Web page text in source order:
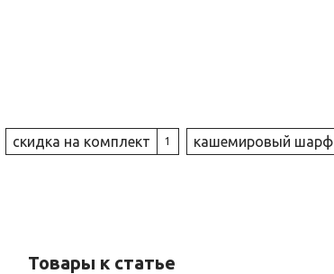
скидка на комплект 1 кашемировый шарф
Товары к статье